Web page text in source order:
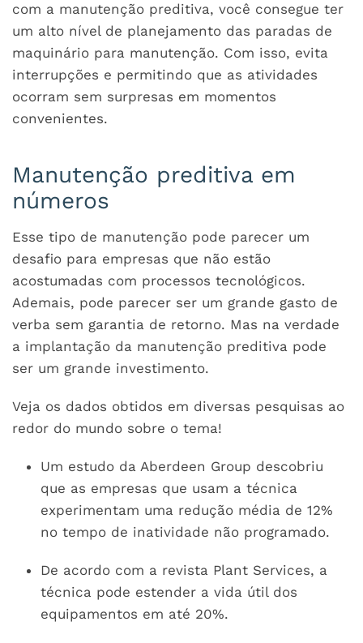
com a manutenção preditiva, você consegue ter
um alto nível de planejamento das paradas de
maquinário para manutenção. Com isso, evita
interrupções e permitindo que as atividades
ocorram sem surpresas em momentos
convenientes.
Manutenção preditiva em
números
Esse tipo de manutenção pode parecer um
desafio para empresas que não estão
acostumadas com processos tecnológicos.
Ademais, pode parecer ser um grande gasto de
verba sem garantia de retorno. Mas na verdade
a implantação da manutenção preditiva pode
ser um grande investimento.
Veja os dados obtidos em diversas pesquisas ao
redor do mundo sobre o tema!
Um estudo da Aberdeen Group descobriu
que as empresas que usam a técnica
experimentam uma redução média de 12%
no tempo de inatividade não programado.
De acordo com a revista Plant Services, a
técnica pode estender a vida útil dos
equipamentos em até 20%.